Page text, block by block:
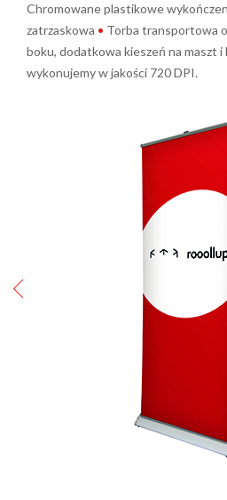
Chromowane plastikowe
zatrzaskowa • Torba transportowa
boku, dodatkowa kieszeń na maszt i
wykonujemy w jakości 720 DPI.